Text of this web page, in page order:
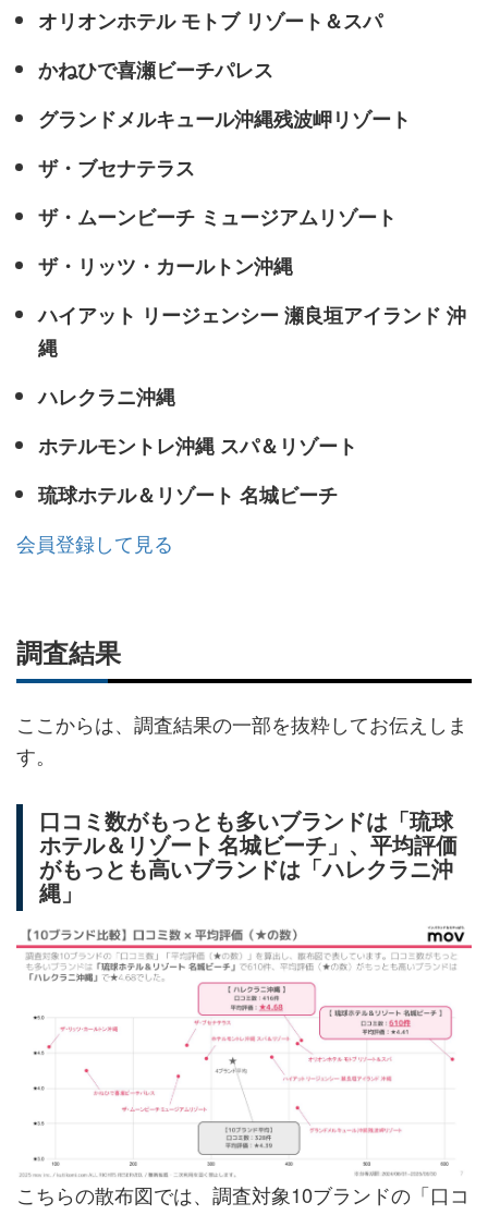
オリオンホテル モトブ リゾート＆スパ
かねひで喜瀬ビーチパレス
グランドメルキュール沖縄残波岬リゾート
ザ・ブセナテラス
ザ・ムーンビーチ ミュージアムリゾート
ザ・リッツ・カールトン沖縄
ハイアット リージェンシー 瀬良垣アイランド 沖
縄
ハレクラニ沖縄
ホテルモントレ沖縄 スパ＆リゾート
琉球ホテル＆リゾート 名城ビーチ
会員登録して見る
調査結果
ここからは、調査結果の一部を抜粋してお伝えしま
す。
口コミ数がもっとも多いブランドは「琉球
ホテル＆リゾート 名城ビーチ」、平均評価
がもっとも高いブランドは「ハレクラニ沖
縄」
こちらの散布図では、調査対象10ブランドの「口コ